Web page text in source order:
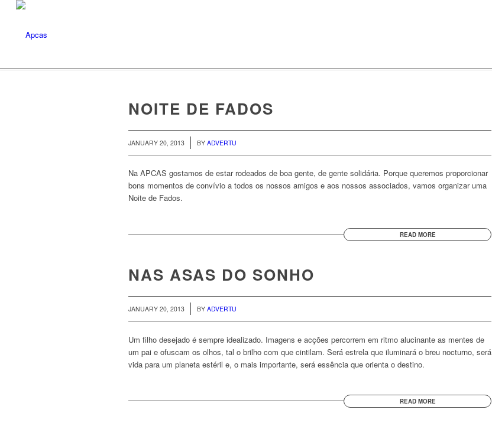
NOITE DE FADOS
JANUARY 20, 2013 BY ADVERTU
Na APCAS gostamos de estar rodeados de boa gente, de gente solidária. Porque queremos proporcionar
bons momentos de convívio a todos os nossos amigos e aos nossos associados, vamos organizar uma
Noite de Fados.
READ MORE
NAS ASAS DO SONHO
JANUARY 20, 2013 BY ADVERTU
Um filho desejado é sempre idealizado. Imagens e acções percorrem em ritmo alucinante as mentes de
um pai e ofuscam os olhos, tal o brilho com que cintilam. Será estrela que iluminará o breu nocturno, será
vida para um planeta estéril e, o mais importante, será essência que orienta o destino.
READ MORE